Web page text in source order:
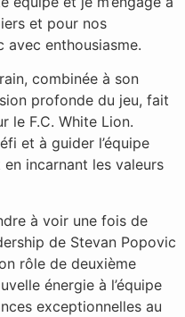
et pour nos
avec enthousiasme.
combinée à son
profonde du jeu, fait
le F.C. White Lion.
et à guider l’équipe
incarnant les valeurs
à voir une fois de
de Stevan Popovic
rôle de deuxième
énergie à l’équipe
exceptionnelles au